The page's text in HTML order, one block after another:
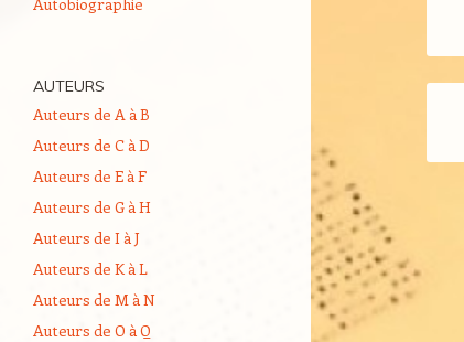
AUTEURS
Auteurs de A à B
Auteurs de C à D
Auteurs de E à F
Auteurs de G à H
Auteurs de I à J
Auteurs de K à L
Auteurs de M à N
Auteurs de O à Q